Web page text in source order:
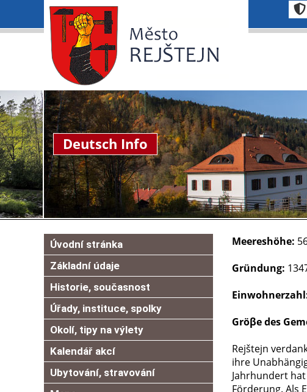
Deutsch Info
Úvodní stránka
Základní údaje
Historie, současnost
Úřady, instituce, spolky
Okolí, tipy na výlety
Kalendář akcí
Ubytování, stravování
Meereshöhe:
Gründung:
Gröβe des
Rejštejn
ihre
Jahrhundert
Förderung. Als